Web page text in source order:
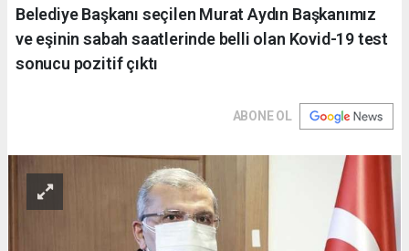
Belediye Başkanı seçilen Murat Aydın Başkanımız
ve eşinin sabah saatlerinde belli olan Kovid-19 test
sonucu pozitif çıktı
ABONE OL